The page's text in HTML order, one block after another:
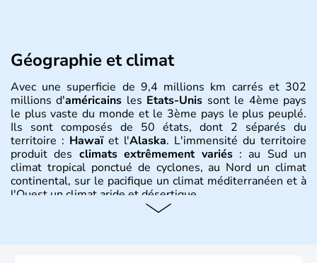
Géographie et climat
Avec une superficie de 9,4 millions km carrés et 302
millions d'américains les Etats-Unis sont le 4ème pays
le plus vaste du monde et le 3ème pays le plus peuplé.
Ils sont composés de 50 états, dont 2 séparés du
territoire : Hawaïet l'Alaska. L'immensité du territoire
produit des climats extrêmement variés: au Sud un
climat tropical ponctué de cyclones, au Nord un climat
continental, sur le pacifique un climat méditerranéen et à
l'Ouest un climat aride et désertique.